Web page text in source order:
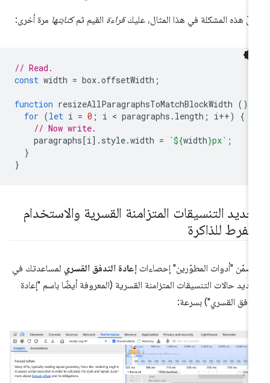
هذه المشكلة في هذا المثال، عليكقراءةالقيم ثمكتابتهامرة أخرى:
// Read.
const width = box.offsetWidth
function resizeAllParagraphsToMatchBlockWidth
for ( let = 0 < paragraphs.length; i ++
// Now write.
paragraphs [ i].style.width = `${width} px`
التنسيقات المتزامنة القسرية والاستخدام
للذاكرة
"أدوات المطوّرين" إحصاءاتإعادة التدفق القسريلمساعدتك في
حالات التنسيقات المتزامنة القسرية (المعروفة أيضًا باسم "إعادة
القسري") بسرعة: